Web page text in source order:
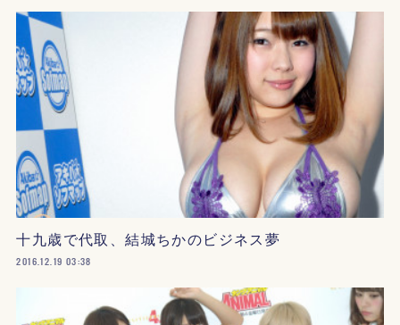
十九歳で代取、結城ちかのビジネス夢
2016.12.19 03:38